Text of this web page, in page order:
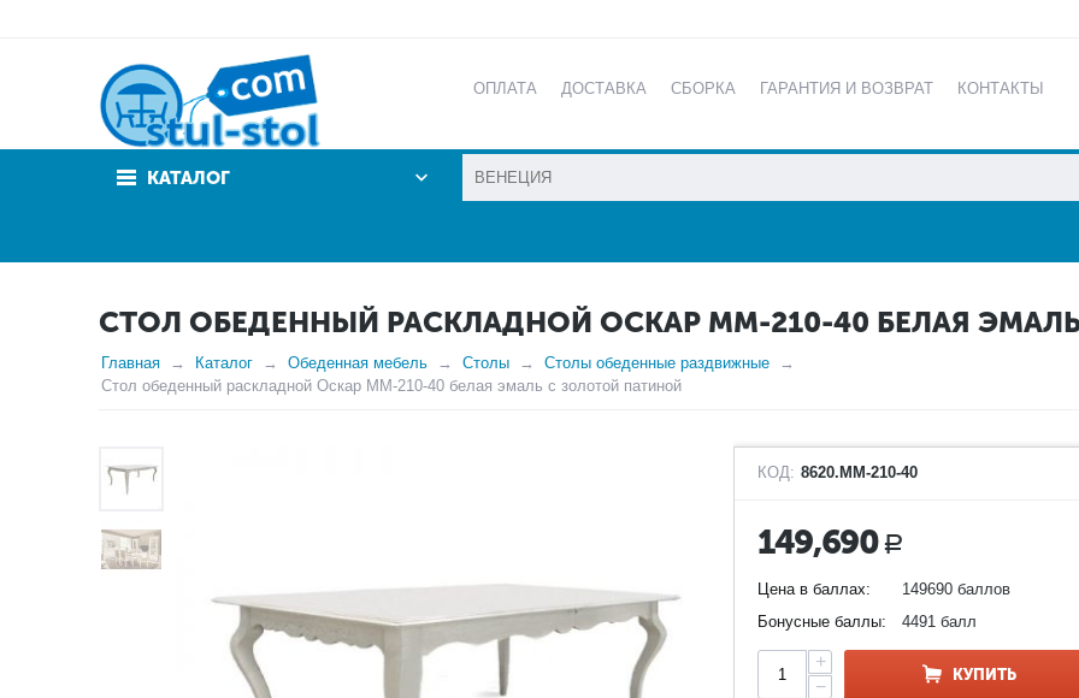
ОПЛАТА ДОСТАВКА СБОРКА ГАРАНТИЯ И ВОЗВРАТ КОНТАКТЫ
КАТАЛОГ
СТОЛ ОБЕДЕННЫЙ РАСКЛАДНОЙ ОСКАР ММ-210-40 БЕЛАЯ
Главная Каталог Обеденная мебель Столы
Столы обеденные раздвижные
Стол обеденный раскладной Оскар ММ-210-40 белая эмаль с золотой патиной
КОД: 8620.ММ-210-40
149,690 Р
Цена в баллах:
149690 баллов
Бонусные баллы:
4491 балл
+
−
КУПИТЬ